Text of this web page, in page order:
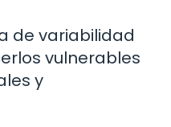
de variabilidad
vulnerables
y